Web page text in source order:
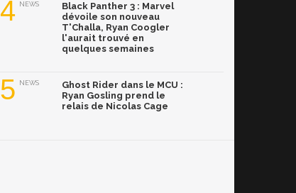
4 NEWS
Black Panther 3 : Marvel
dévoile son nouveau
T'Challa, Ryan Coogler
l'aurait trouvé en
quelques semaines
5 NEWS
Ghost Rider dans le MCU :
Ryan Gosling prend le
relais de Nicolas Cage